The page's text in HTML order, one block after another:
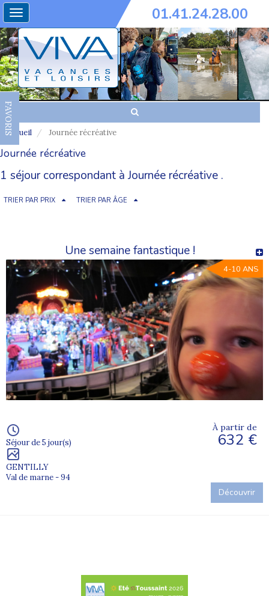
Toggle
navigation
01.41.24.28.00
FAVORIS
Accueil Journée récréative
Journée récréative
1 séjour correspondant à Journée récréative .
TRIER PAR PRIX TRIER PAR ÂGE
Une semaine fantastique !
4-10 ANS
Séjour de 5 jour(s)
GENTILLY
Val de marne - 94
À partir de
632 €
Découvrir